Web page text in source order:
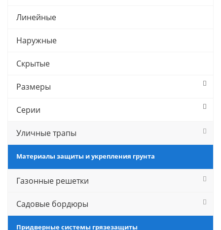
Линейные
Наружные
Скрытые
Размеры
Серии
Уличные трапы
Материалы защиты и укрепления грунта
Газонные решетки
Садовые бордюры
Придверные системы грязезащиты